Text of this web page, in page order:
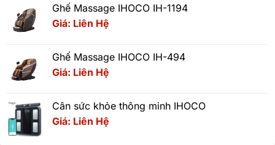
Ghế Massage IHOCO IH-1194
Giá: Liên Hệ
Ghế Massage IHOCO IH-494
Giá: Liên Hệ
Cân sức khỏe thông minh IHOCO
Giá: Liên Hệ